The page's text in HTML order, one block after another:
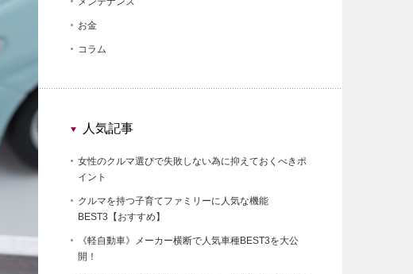
お金
コラム
人気記事
女性のクルマ選びで失敗しない為に抑えておくべきポ
イント
クルマを持つ子育てファミリーに人気な機能
BEST3【おすすめ】
《軽自動車》メーカー横断で人気車種BEST3を大公
開！